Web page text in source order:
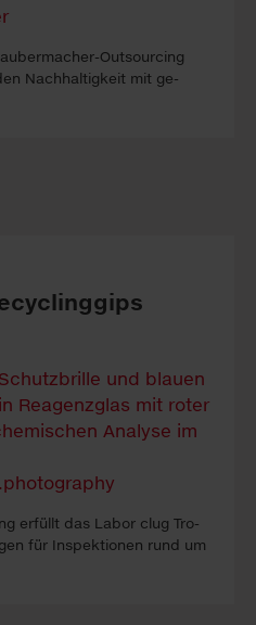
Out­sour­cing
Nach­haltig­keit mit ge­
erfüllt das La­bor clug Tro­
für In­spekt­ion­en rund um